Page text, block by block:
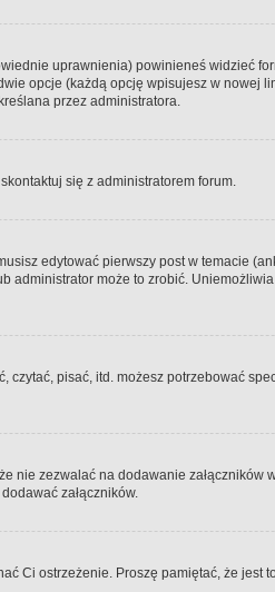
uprawnienia) powinieneś widzieć
opcje (każdą opcję wpisujesz w nowej
przez administratora.
się z administratorem forum.
edytować pierwszy post w temacie
może to zrobić.
pisać, itd. możesz potrzebować
nie zezwalać na dodawanie
załączników.
Ci ostrzeżenie. Proszę pamiętać, że